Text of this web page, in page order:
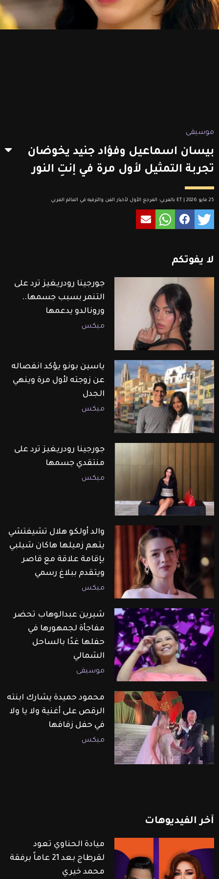
موسيقى
بيسان اسماعيل وفؤاد جنيد يخوضان
تجربة التمثيل لأول مرة في إنتِ النور
25 مايو 2026 | ET بالعربي: المرجع الأول لأخبار الفن والترفيه في العالم العربي
لا يفوتكم
جورجينا رودريغيز ترد على
التنمر بسبب جسمها..
ورونالدو يدعمها
ميكس
ياسين بونو يؤكد انفصاله
عن زوجته لأول مرة وينهي
الجدل
ميكس
جورجينا رودريغيز ترد على
منتقدي جسمها
ميكس
والد أولكو هلال تشيفتشي
يتهم زميلها هاكان شيلبي
بإقامة علاقة مع قاصر
ويتقدم ببلاغ رسمي
ميكس
شيرين عبدالوهاب تحضر
مفاجأة لجمهورها في
حفلها غدًا بالساحل
الشمالي
موسيقى
محمود حميدة يشارك ابنته
الرقص على أغنية ولا يا ولا
في حفل زفافها
ميكس
آخر الفيديوهات
ميادة الحناوي تعود
لقرطاج بعد 21 عاماً برفقة
محمد خيري